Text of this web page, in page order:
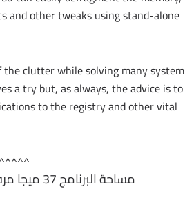
and other tweaks using stand-alone
the clutter while solving many system
a try but, as always, the advice is to
to the registry and other vital
مساحة البرنامج 37 ميجا مرفق معه الكراك للتحميل برابط واحد مباشر على الارشيف